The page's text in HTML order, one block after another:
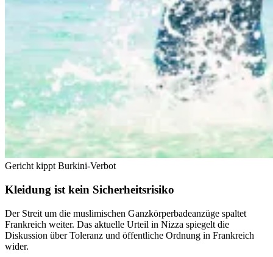
Gericht kippt Burkini-Verbot
Kleidung ist kein Sicherheitsrisiko
Der Streit um die muslimischen Ganzkörperbadeanzüge spaltet
Frankreich weiter. Das aktuelle Urteil in Nizza spiegelt die
Diskussion über Toleranz und öffentliche Ordnung in Frankreich
wider.